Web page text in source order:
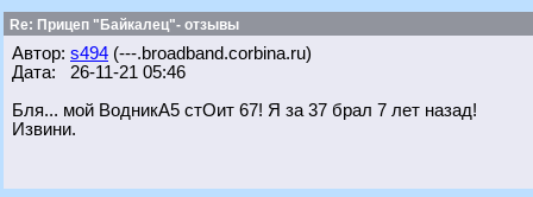
Re: Прицеп "Байкалец"- отзывы
Автор: s494 (---.broadband.corbina.ru)
Дата: 26-11-21 05:46
Бля... мой ВодникА5 стОит 67! Я за 37 брал 7 лет назад!
Извини.